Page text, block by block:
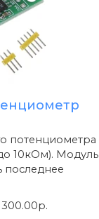
потенциометра
10кОм). Модуль
последнее